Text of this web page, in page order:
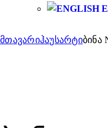
მთავარიჰაუსარტიბინა